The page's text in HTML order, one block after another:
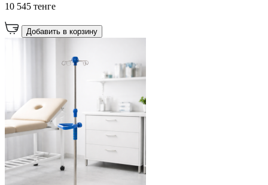
10 545 тенге
Добавить в корзину